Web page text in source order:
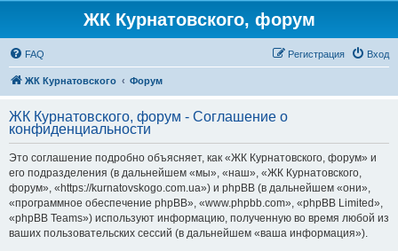
ЖК Курнатовского, форум
FAQ Вход
Регистрация
ЖК Курнатовского Форум
ЖК Курнатовского, форум - Соглашение о
конфиденциальности
Это соглашение подробно объясняет, как «ЖК Курнатовского, форум» и
его подразделения (в дальнейшем «мы», «наш», «ЖК Курнатовского,
форум», «https://kurnatovskogo.com.ua») и phpBB (в дальнейшем «они»,
«программное обеспечение phpBB», «www.phpbb.com», «phpBB Limited»,
«phpBB Teams») используют информацию, полученную во время любой из
ваших пользовательских сессий (в дальнейшем «ваша информация»).